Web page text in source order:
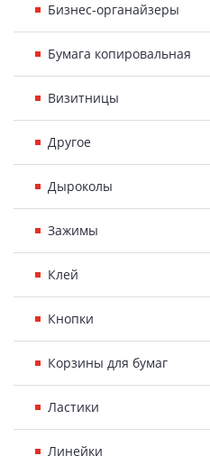
Бизнес-органайзеры
Бумага копировальная
Визитницы
Другое
Дыроколы
Зажимы
Клей
Кнопки
Корзины для бумаг
Ластики
Линейки